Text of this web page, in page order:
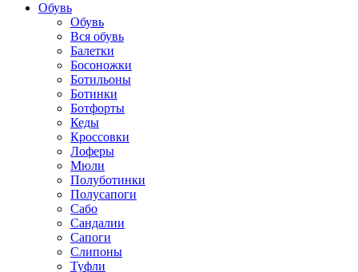
Обувь
Обувь
Вся обувь
Балетки
Босоножки
Ботильоны
Ботинки
Ботфорты
Кеды
Кроссовки
Лоферы
Мюли
Полуботинки
Полусапоги
Сабо
Сандалии
Сапоги
Слипоны
Туфли